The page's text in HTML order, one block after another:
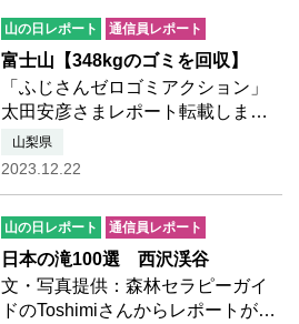
れが中央アルプス最南部の山…つ
づきを読む
山の日レポート 通信員レポート
富士山【348kgのゴミを回収】
「ふじさんゼロゴミアクション」
太田安彦さまレポート転載しまし
た【348kgのゴミを回収】12月20
日、富士吉田市と忍野村をつなぐ
山の日協議会」の梶理事長に…つ
づきを読む
山梨県
2023.12.22
山の日レポート 通信員レポート
日本の滝100選 西沢渓谷
文・写真提供：森林セラピーガイ
ドのToshimiさんからレポートが届